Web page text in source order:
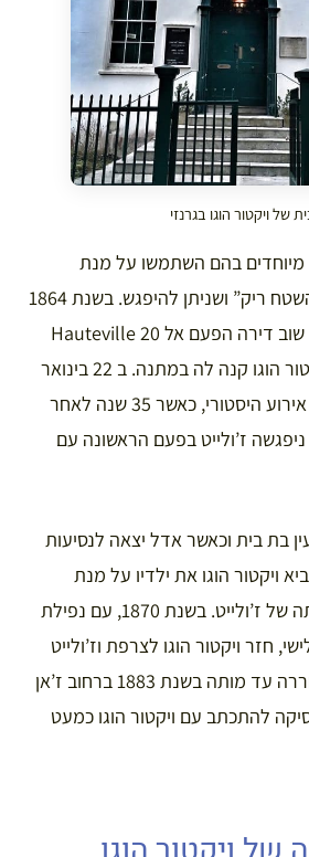
של ויקטור הוגו בגרנזי
מיוחדים בהם השתמשו על מנת
להודיע אחד לשני ש”השטח ריק” ושניתן להיפגש. בשנת 1864
הסכימה ז’ולייט לעבור שוב דירה הפעם אל Hauteville 20
בית אלגנטי יותר שוויקטור הוגו קנה לה במתנה. ב 22 בינואר
1867 נערך בבית הזה אירוע היסטורי, כאשר 35 שנה לאחר
ז’ולייט בפעם הראשונה עם
בת בית וכאשר אדל יצאה לנסיעות
ויקטור הוגו את ילדיו על מנת
שיעבירו את הזמן בביתה של ז’ולייט. בשנת 1870, עם נפילת
חזר ויקטור הוגו לצרפת וז’ולייט
חזרה אחריו. היא התגוררה עד מותה בשנת 1883 ברחוב ז’אן
להתכתב עם ויקטור הוגו כמעט